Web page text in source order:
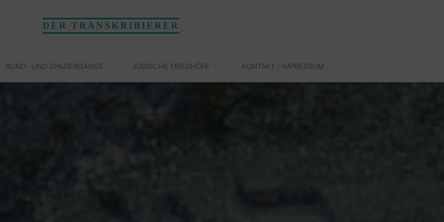
DER TRANSKRIBIERER
RUND- UND SPAZIERGÄNGE JÜDISCHE FRIEDHÖFE KONTAKT / IMPRESSUM